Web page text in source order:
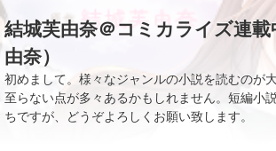
結城芙由奈＠コミカライズ連
由奈）
初めまして。様々なジャンルの小説を読むのが
至らない点が多々あるかもしれません。短編小
ちですが、どうぞよろしくお願い致します。